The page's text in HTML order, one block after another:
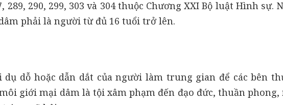
289, 290, 299, 303 và 304 thuộc Chương XXI Bộ luật Hình sự.
phải là người từ đủ 16 tuổi trở lên.
dỗ hoặc dẫn dắt của người làm trung gian để các bên
giới mại dâm là tội xâm phạm đến đạo đức, thuần phong,